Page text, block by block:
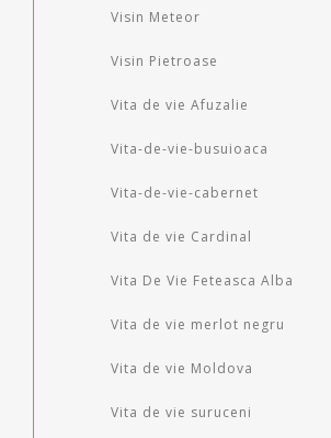
Visin Meteor
Visin Pietroase
Vita de vie Afuzalie
Vita-de-vie-busuioaca
Vita-de-vie-cabernet
Vita de vie Cardinal
Vita De Vie Feteasca Alba
Vita de vie merlot negru
Vita de vie Moldova
Vita de vie suruceni